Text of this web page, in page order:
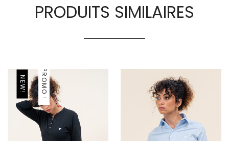
PRODUITS SIMILAIRES
NEW! PROMO !